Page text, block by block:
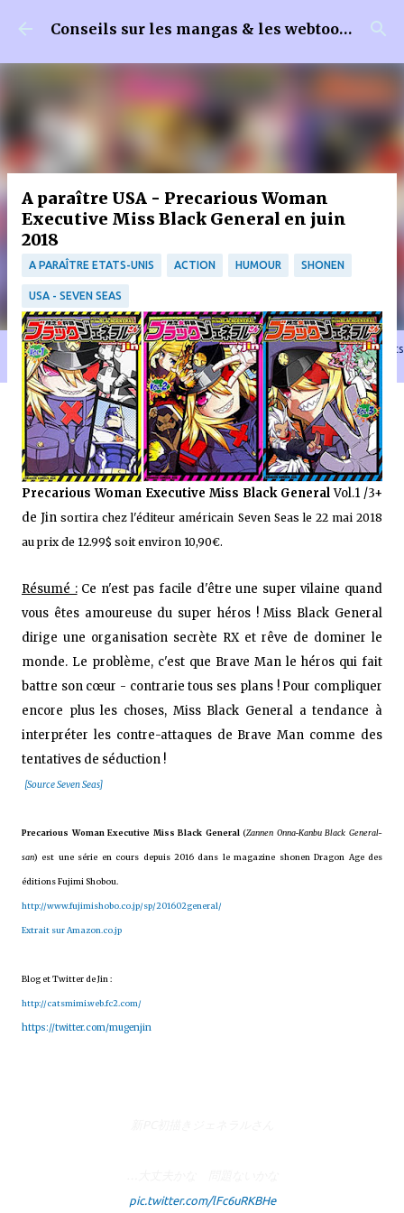
Accéder au contenu principal Conseils sur les mangas & les webtoons
🐈‍⬛ En tant que Partenaire Amazon, je réalise un bénéfice sur les achats
remplissant les conditions requises quand vous achetez sur Amazon.fr
A paraître USA - Precarious Woman
Executive Miss Black General en juin
2018
A PARAÎTRE ETATS-UNIS ACTION HUMOUR SHONEN
USA - SEVEN SEAS
Precarious Woman Executive Miss Black GeneralVol.1 /3+
de Jinsortira chez l'éditeur américain Seven Seas le 22 mai 2018
au prix de 12.99$ soit environ 10,90€.
Résumé :Ce n'est pas facile d'être une super vilaine quand
vous êtes amoureuse du super héros ! Miss Black General
dirige une organisation secrète RX et rêve de dominer le
monde. Le problème, c'est que Brave Man le héros qui fait
battre son cœur - contrarie tous ses plans ! Pour compliquer
encore plus les choses, Miss Black General a tendance à
interpréter lescontre-attaques de Brave Man comme des
tentatives de séduction !
[Source Seven Seas]
Precarious Woman Executive Miss Black General(Zannen Onna-Kanbu Black General-
san) est une série en cours depuis 2016 dans le magazine shonen Dragon Age des
éditions Fujimi Shobou.
http://www.fujimishobo.co.jp/sp/201602general/
Extrait sur Amazon.co.jp
Blog et Twitter de Jin :
http://catsmimi.web.fc2.com/
https://twitter.com/mugenjin
pic.twitter.com/lFc6uRKBHe